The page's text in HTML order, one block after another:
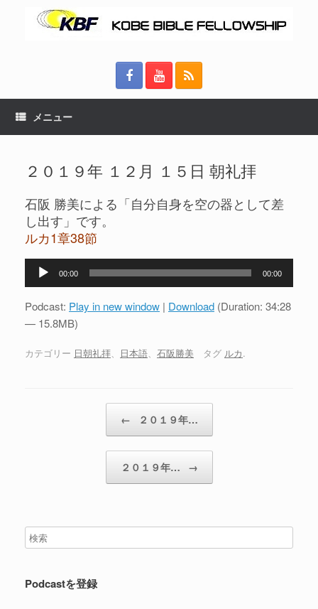
メニュー
２０１９年 １２月 １５日 朝礼拝
石阪 勝美による「自分自身を空の器として差
し出す」です。
ルカ1章38節
プ
ヤ
00:00 00:00
Podcast: Play in new window | Download (Duration: 34:28
— 15.8MB)
カテゴリー 日朝礼拝、 日本語、 石阪勝美 タグ ルカ.
← ２０１９年…
２０１９年… →
Podcastを登録